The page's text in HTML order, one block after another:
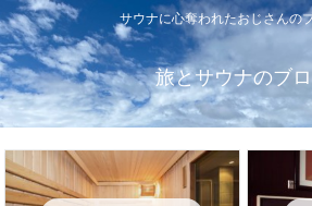
サウナに心奪われたおじさんの
旅とサウナのブ